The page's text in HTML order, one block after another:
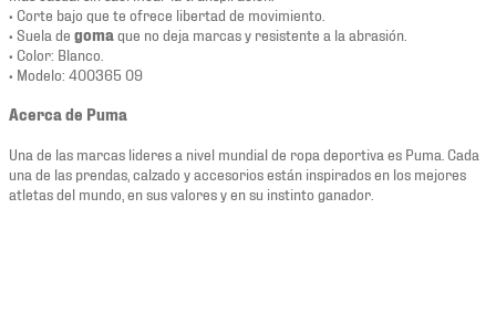
• Corte bajo que te ofrece libertad de movimiento.
• Suela de goma que no deja marcas y resistente a la abrasión.
• Color: Blanco.
• Modelo: 400365 09
Acerca de Puma
Una de las marcas lideres a nivel mundial de ropa deportiva es Puma. Cada
una de las prendas, calzado y accesorios están inspirados en los mejores
atletas del mundo, en sus valores y en su instinto ganador.